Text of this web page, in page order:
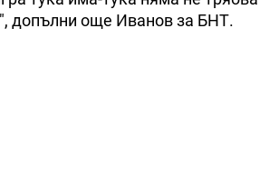
допълни още Иванов за БНТ.